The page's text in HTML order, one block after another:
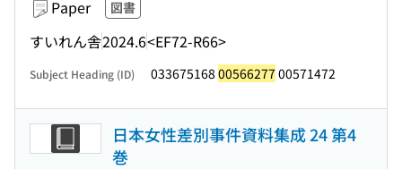
Paper 図書
すいれん舎2024.6<EF72-R66>
Subject Heading (ID) 033675168 00566277 00571472
日本女性差別事件資料集成 24 第4
巻